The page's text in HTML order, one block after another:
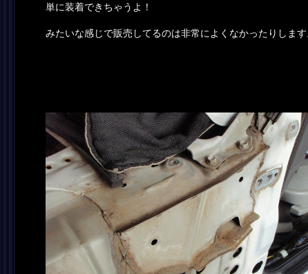
単に装着できちゃうよ！
みたいな感じで販売してるのは非常によくなかったりしま